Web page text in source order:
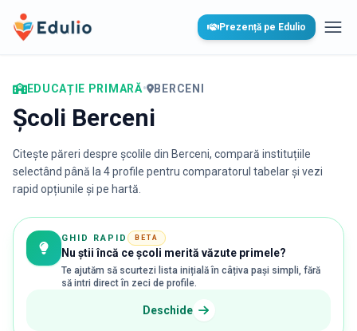
Edulio Prezență pe Edulio
EDUCAȚIE PRIMARĂ• BERCENI
Școli Berceni
Citește păreri despre școlile din Berceni, compară instituțiile
selectând până la 4 profile pentru comparatorul tabelar și vezi
rapid opțiunile și pe hartă.
GHID RAPID BETA
Nu știi încă ce școli merită văzute primele?
Te ajutăm să scurtezi lista inițială în câțiva pași simpli, fără
să intri direct în zeci de profile.
Deschide